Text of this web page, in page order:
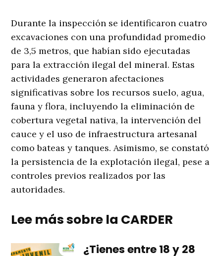
Durante la inspección se identificaron cuatro
excavaciones con una profundidad promedio
de 3,5 metros, que habían sido ejecutadas
para la extracción ilegal del mineral. Estas
actividades generaron afectaciones
significativas sobre los recursos suelo, agua,
fauna y flora, incluyendo la eliminación de
cobertura vegetal nativa, la intervención del
cauce y el uso de infraestructura artesanal
como bateas y tanques. Asimismo, se constató
la persistencia de la explotación ilegal, pese a
controles previos realizados por las
autoridades.
Lee más sobre la CARDER
¿Tienes entre 18 y 28